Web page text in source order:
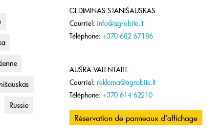
Russie
GEDIMINAS STANIŠAUSKAS
Courriel: info@agrobite.lt
Téléphone: +370 682 67186
AUŠRA VALENTAITĖ
Courriel: reklama@agrobite.lt
Téléphone: +370 614 62210
Réservation de panneaux d'affichage